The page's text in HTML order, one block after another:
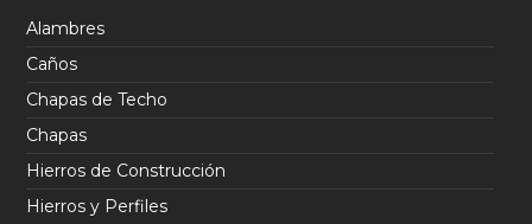
Alambres
Caños
Chapas de Techo
Chapas
Hierros de Construcción
Hierros y Perfiles